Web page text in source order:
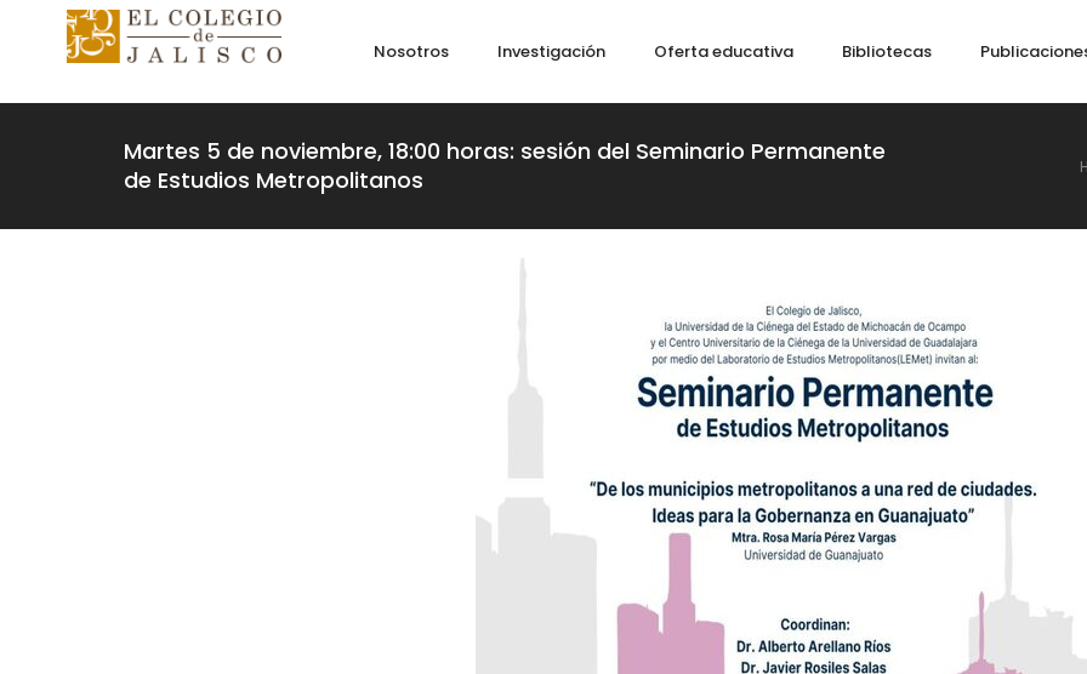
Nosotros Investigación Oferta educativa Bibliotecas
Martes 5 de noviembre, 18:00 horas: sesión del Seminario Permanente
de Estudios Metropolitanos